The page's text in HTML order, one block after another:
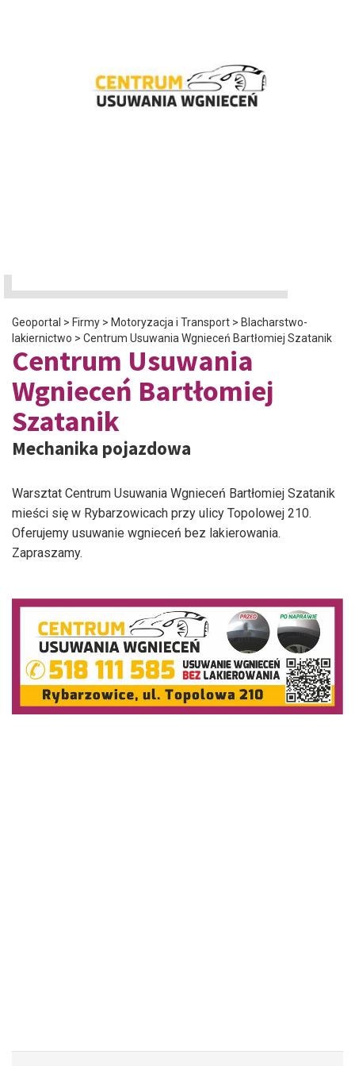
Geoportal > Firmy > Motoryzacja i Transport > Blacharstwo-
lakiernictwo > Centrum Usuwania Wgnieceń Bartłomiej Szatanik
Centrum Usuwania
Wgnieceń Bartłomiej
Szatanik
Mechanika pojazdowa
Warsztat Centrum Usuwania Wgnieceń Bartłomiej Szatanik
mieści się w Rybarzowicach przy ulicy Topolowej 210.
Oferujemy usuwanie wgnieceń bez lakierowania.
Zapraszamy.